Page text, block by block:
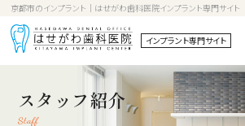
京都市のインプラント│はせがわ歯科医院インプラント専門サイト
インプラント専門サイト
スタッフ紹介
Staff